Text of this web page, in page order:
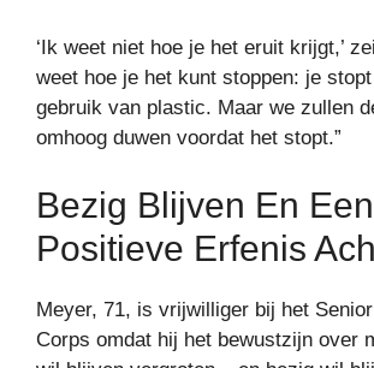
‘Ik weet niet hoe je het eruit krijgt,’
weet hoe je het kunt stoppen: je
gebruik van plastic. Maar we zullen
omhoog duwen voordat het stopt.”
Bezig Blijven En Een
Positieve Erfenis
Meyer, 71, is vrijwilliger bij het
Corps omdat hij het bewustzijn over